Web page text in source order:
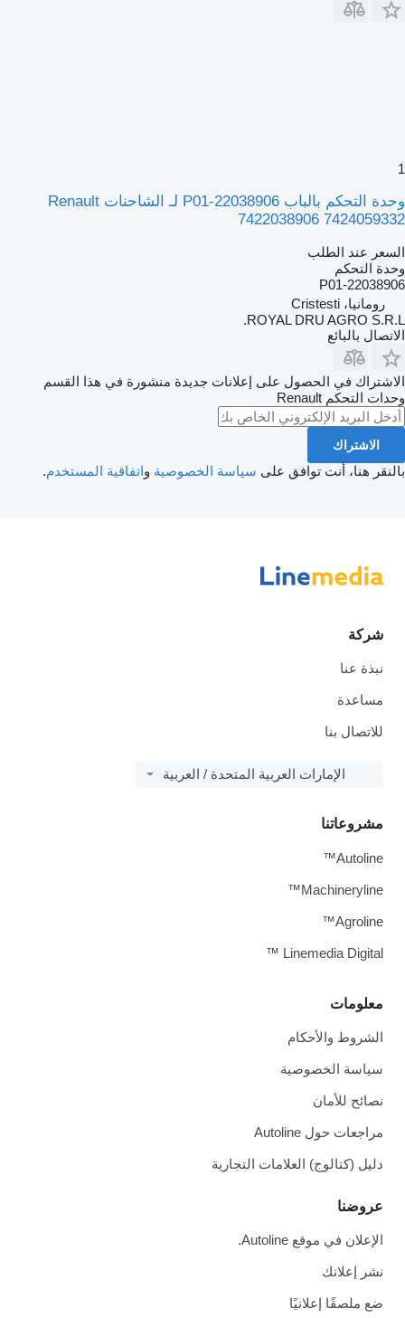
1
وحدة التحكم بالباب 22038906-P01 لـ الشاحنات Renault
7422038906 7424059332
السعر عند الطلب
وحدة التحكم
22038906-P01
رومانيا، Cristesti
ROYAL DRU AGRO S.R.L.
الاتصال بالبائع
الاشتراك في الحصول على إعلانات جديدة منشورة في هذا القسم
وحدات التحكم Renault
الاشتراك
بالنقر هنا، أنت توافق على سياسة الخصوصية واتفاقية المستخدم.
شركة
نبذة عنا
مساعدة
للاتصال بنا
الإمارات العربية المتحدة / العربية
معلومات
الشروط والأحكام
سياسة الخصوصية
نصائح للأمان
مراجعات حول Autoline
دليل (كتالوج) العلامات التجارية
عروضنا
الإعلان في موقع Autoline.
نشر إعلانك
ضع ملصقًا إعلانيًا
مشروعاتنا
Autoline™
Machineryline™
Agroline™
Linemedia Digital ™